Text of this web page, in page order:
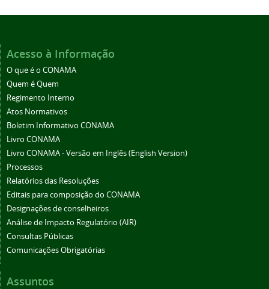
Acesso à Informação
O que é o CONAMA
Quem é Quem
Regimento Interno
Atos Normativos
Boletim Informativo CONAMA
Livro CONAMA
Livro CONAMA - Versão em Inglês (English Version)
Processos
Relatórios das Resoluções
Editais para composição do CONAMA
Designações de conselheiros
Análise de Impacto Regulatório (AIR)
Consultas Públicas
Comunicações Obrigatórias
Assuntos